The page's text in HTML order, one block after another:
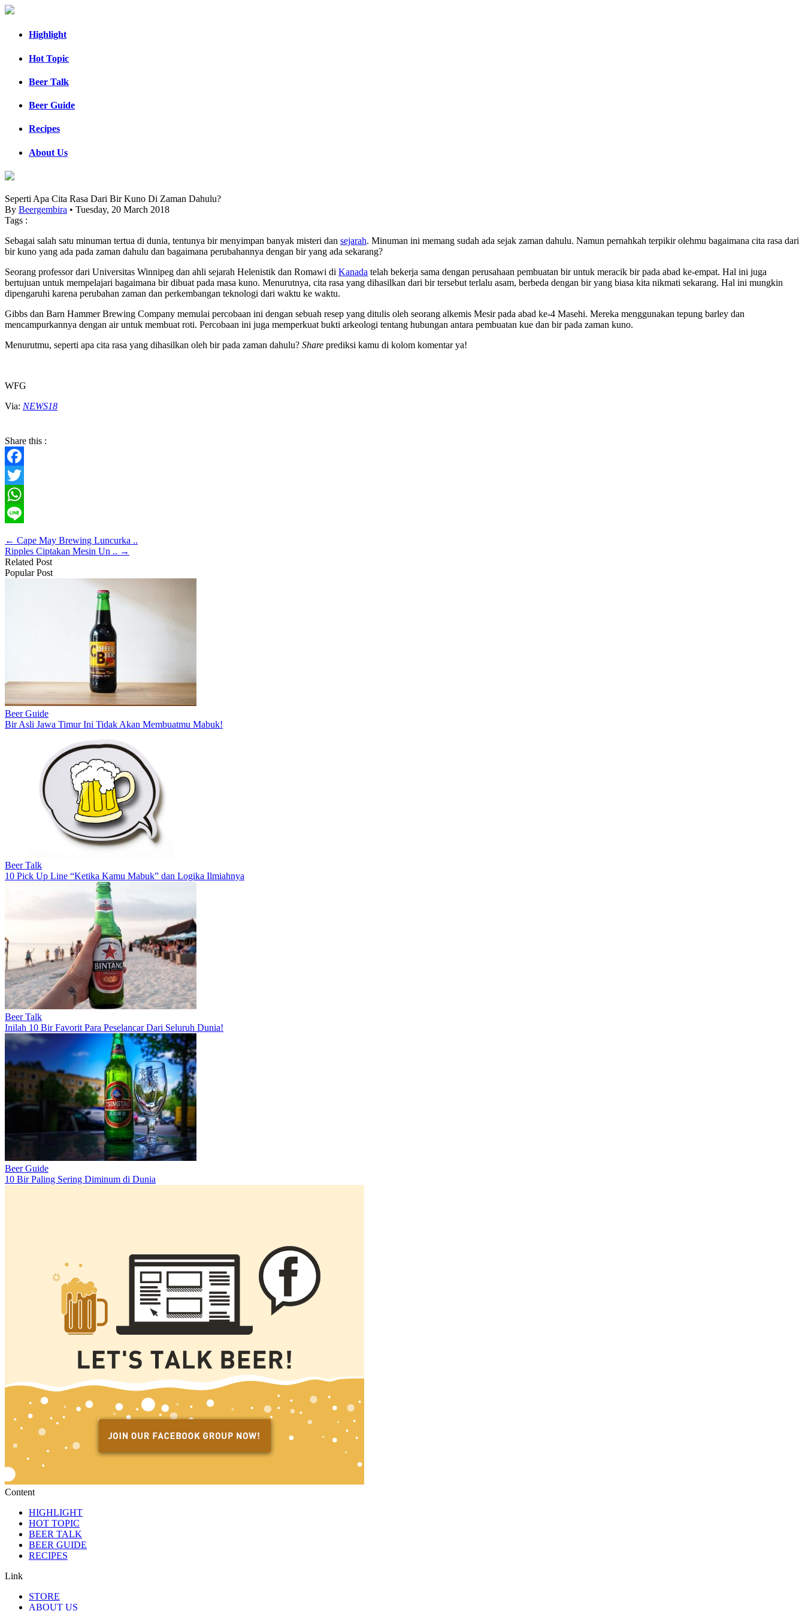
Highlight
Hot Topic
Beer Talk
Beer Guide
Recipes
About Us
Seperti Apa Cita Rasa Dari Bir Kuno Di Zaman Dahulu?
By Beergembira • Tuesday, 20 March 2018
Tags :
Sebagai salah satu minuman tertua di dunia, tentunya bir menyimpan banyak misteri dan sejarah. Minuman ini memang sudah ada sejak zaman dahulu. Namun pernahkah terpikir olehmu bagaimana cita rasa dari
bir kuno yang ada pada zaman dahulu dan bagaimana perubahannya dengan bir yang ada sekarang?
Seorang professor dari Universitas Winnipeg dan ahli sejarah Helenistik dan Romawi di Kanada telah bekerja sama dengan perusahaan pembuatan bir untuk meracik bir pada abad ke-empat. Hal ini juga
bertujuan untuk mempelajari bagaimana bir dibuat pada masa kuno. Menurutnya, cita rasa yang dihasilkan dari bir tersebut terlalu asam, berbeda dengan bir yang biasa kita nikmati sekarang. Hal ini mungkin
dipengaruhi karena perubahan zaman dan perkembangan teknologi dari waktu ke waktu.
Gibbs dan Barn Hammer Brewing Company memulai percobaan ini dengan sebuah resep yang ditulis oleh seorang alkemis Mesir pada abad ke-4 Masehi. Mereka menggunakan tepung barley dan
mencampurkannya dengan air untuk membuat roti. Percobaan ini juga memperkuat bukti arkeologi tentang hubungan antara pembuatan kue dan bir pada zaman kuno.
Menurutmu, seperti apa cita rasa yang dihasilkan oleh bir pada zaman dahulu? Share prediksi kamu di kolom komentar ya!
WFG
Via: NEWS18
Share this :
Facebook
Twitter
WhatsApp
← Cape May Brewing Luncurka ..
Ripples Ciptakan Mesin Un .. →
Related Post
Popular Post
Beer Guide
Bir Asli Jawa Timur Ini Tidak Akan Membuatmu Mabuk!
Beer Talk
10 Pick Up Line “Ketika Kamu Mabuk” dan Logika Ilmiahnya
Beer Talk
Inilah 10 Bir Favorit Para Peselancar Dari Seluruh Dunia!
Beer Guide
10 Bir Paling Sering Diminum di Dunia
Content
HIGHLIGHT
HOT TOPIC
BEER TALK
BEER GUIDE
RECIPES
Link
STORE
ABOUT US